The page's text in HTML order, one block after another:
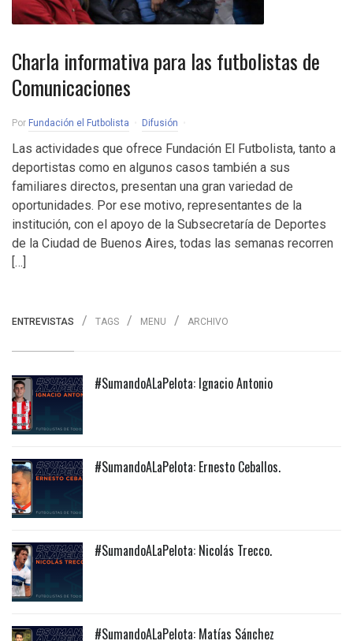
Charla informativa para las futbolistas de
Comunicaciones
Por Fundación el Futbolista Difusión
Las actividades que ofrece Fundación El Futbolista, tanto a
deportistas como en algunos casos también a sus
familiares directos, presentan una gran variedad de
oportunidades. Por ese motivo, representantes de la
institución, con el apoyo de la Subsecretaría de Deportes
de la Ciudad de Buenos Aires, todas las semanas recorren
[…]
ENTREVISTAS TAGS MENU ARCHIVO
#SumandoALaPelota: Ignacio Antonio
#SumandoALaPelota: Ernesto Ceballos.
#SumandoALaPelota: Nicolás Trecco.
#SumandoALaPelota: Matías Sánchez